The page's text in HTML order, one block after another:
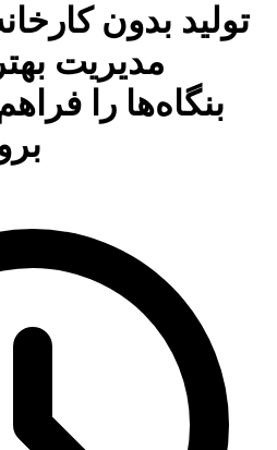
تولید بدون
مدیریت
بنگاه‏‏‌ها را